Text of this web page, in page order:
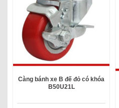
Càng bánh xe B đế đỏ có khóa
B50U21L